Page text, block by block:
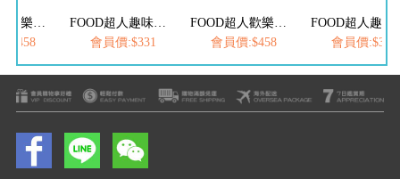
FOOD超人歡樂點心派對小麥黏土
:$458
FOOD超人趣味牙醫診所小麥黏土
會員價:$331
FOOD超人歡樂點心派對小麥黏土
會員價:$458
會員價:$331